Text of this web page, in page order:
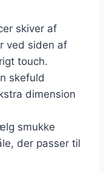
skiver af
ved siden af
touch.
skefuld
dimension
smukke
der passer til